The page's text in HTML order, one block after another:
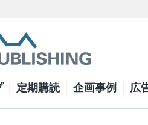
定期購読 企画事例 広